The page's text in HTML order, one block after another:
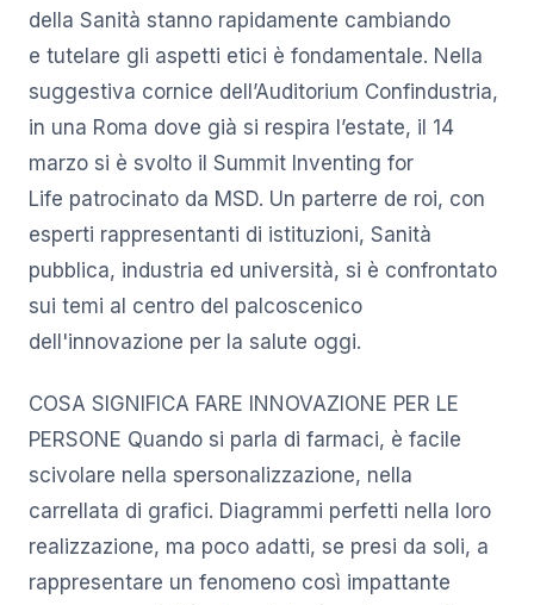
della Sanità stanno rapidamente cambiando
e tutelare gli aspetti etici è fondamentale. Nella
suggestiva cornice dell’Auditorium Confindustria,
in una Roma dove già si respira l’estate, il 14
marzo si è svolto il Summit Inventing for
Life patrocinato da MSD. Un parterre de roi, con
esperti rappresentanti di istituzioni, Sanità
pubblica, industria ed università, si è confrontato
sui temi al centro del palcoscenico
dell'innovazione per la salute oggi.
COSA SIGNIFICA FARE INNOVAZIONE PER LE
PERSONE Quando si parla di farmaci, è facile
scivolare nella spersonalizzazione, nella
carrellata di grafici. Diagrammi perfetti nella loro
realizzazione, ma poco adatti, se presi da soli, a
rappresentare un fenomeno così impattante